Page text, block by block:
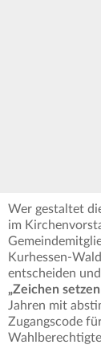
Wer gestaltet
im
Kurhessen-
entscheiden
„Zeichen
Jahren mit
Zugangscode